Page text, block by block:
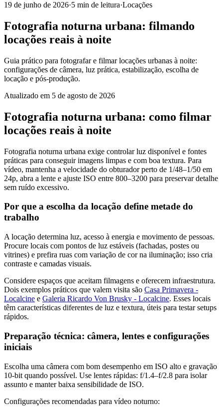
19 de junho de 2026·5 min de leitura·Locações
Fotografia noturna urbana: filmando
locações reais à noite
Guia prático para fotografar e filmar locações urbanas à noite:
configurações de câmera, luz prática, estabilização, escolha de
locação e pós-produção.
Atualizado em 5 de agosto de 2026
Fotografia noturna urbana: como filmar
locações reais à noite
Fotografia noturna urbana exige controlar luz disponível e fontes
práticas para conseguir imagens limpas e com boa textura. Para
vídeo, mantenha a velocidade do obturador perto de 1/48–1/50 em
24p, abra a lente e ajuste ISO entre 800–3200 para preservar detalhe
sem ruído excessivo.
Por que a escolha da locação define metade do
trabalho
A locação determina luz, acesso à energia e movimento de pessoas.
Procure locais com pontos de luz estáveis (fachadas, postes ou
vitrines) e prefira ruas com variação de cor na iluminação; isso cria
contraste e camadas visuais.
Considere espaços que aceitam filmagens e oferecem infraestrutura.
Dois exemplos práticos que valem visita são Casa Primavera -
Localcine e Galeria Ricardo Von Brusky - Localcine. Esses locais
têm características diferentes de luz e textura, úteis para testar setups
rápidos.
Preparação técnica: câmera, lentes e configurações
iniciais
Escolha uma câmera com bom desempenho em ISO alto e gravação
10-bit quando possível. Use lentes rápidas: f/1.4–f/2.8 para isolar
assunto e manter baixa sensibilidade de ISO.
Configurações recomendadas para vídeo noturno: